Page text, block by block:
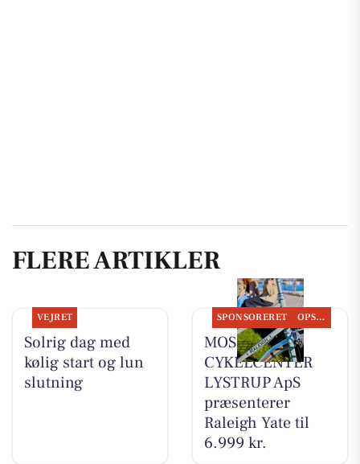
FLERE ARTIKLER
VEJRET
Solrig dag med
kølig start og lun
slutning
SPONSORERET OPSLAGSTAVLEN
MOSQUITO
CYKELCENTER
LYSTRUP ApS
præsenterer
Raleigh Yate til
6.999 kr.